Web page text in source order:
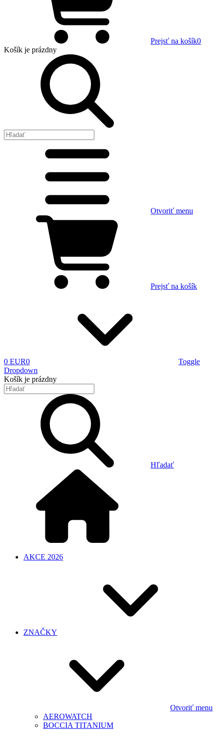
Prejsť na košík0
Košík je prázdny
Otvoriť menu
Prejsť na košík
0 EUR0
Toggle
Dropdown
Košík je prázdny
Hľadať
AKCE 2026
ZNAČKY
Otvoriť menu
AEROWATCH
BOCCIA TITANIUM